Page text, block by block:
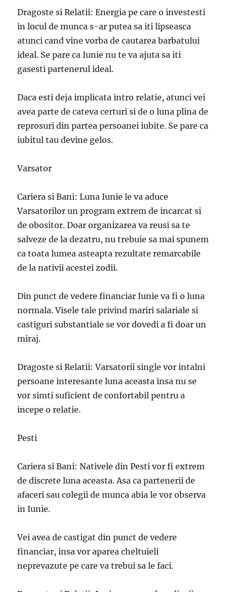
Dragoste si Relatii: Energia pe care o investesti
in locul de munca s-ar putea sa iti lipseasca
atunci cand vine vorba de cautarea barbatului
ideal. Se pare ca Iunie nu te va ajuta sa iti
gasesti partenerul ideal.
Daca esti deja implicata intro relatie, atunci vei
avea parte de cateva certuri si de o luna plina de
reprosuri din partea persoanei iubite. Se pare ca
iubitul tau devine gelos.
Varsator
Cariera si Bani: Luna Iunie le va aduce
Varsatorilor un program extrem de incarcat si
de obositor. Doar organizarea va reusi sa te
salveze de la dezatru, nu trebuie sa mai spunem
ca toata lumea asteapta rezultate remarcabile
de la nativii acestei zodii.
Din punct de vedere financiar Iunie va fi o luna
normala. Visele tale privind mariri salariale si
castiguri substantiale se vor dovedi a fi doar un
miraj.
Dragoste si Relatii: Varsatorii single vor intalni
persoane interesante luna aceasta insa nu se
vor simti suficient de confortabil pentru a
incepe o relatie.
Pesti
Cariera si Bani: Nativele din Pesti vor fi extrem
de discrete luna aceasta. Asa ca partenerii de
afaceri sau colegii de munca abia le vor observa
in Iunie.
Vei avea de castigat din punct de vedere
financiar, insa vor aparea cheltuieli
neprevazute pe care va trebui sa le faci.